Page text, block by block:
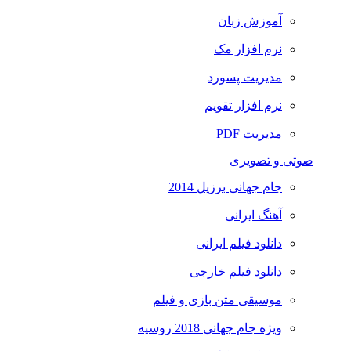
آموزش زبان
نرم افزار مک
مدیریت پسورد
نرم افزار تقویم
مدیریت PDF
صوتی و تصویری
جام جهانی برزیل 2014
آهنگ ایرانی
دانلود فیلم ایرانی
دانلود فیلم خارجی
موسیقی متن بازی و فیلم
ویژه جام جهانی 2018 روسیه